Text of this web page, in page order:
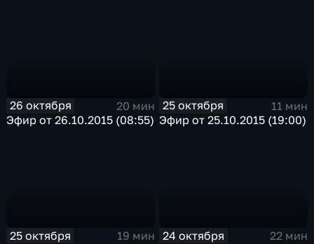
26 октября
20 мин
Эфир от 26.10.2015 (08:55)
25 октября
11 мин
Эфир от 25.10.2015 (19:00)
25 октября
19 мин
24 октября
22 мин